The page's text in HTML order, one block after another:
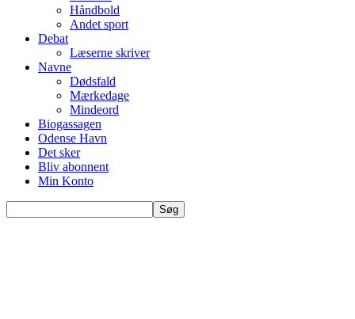
Håndbold
Andet sport
Debat
Læserne skriver
Navne
Dødsfald
Mærkedage
Mindeord
Biogassagen
Odense Havn
Det sker
Bliv abonnent
Min Konto